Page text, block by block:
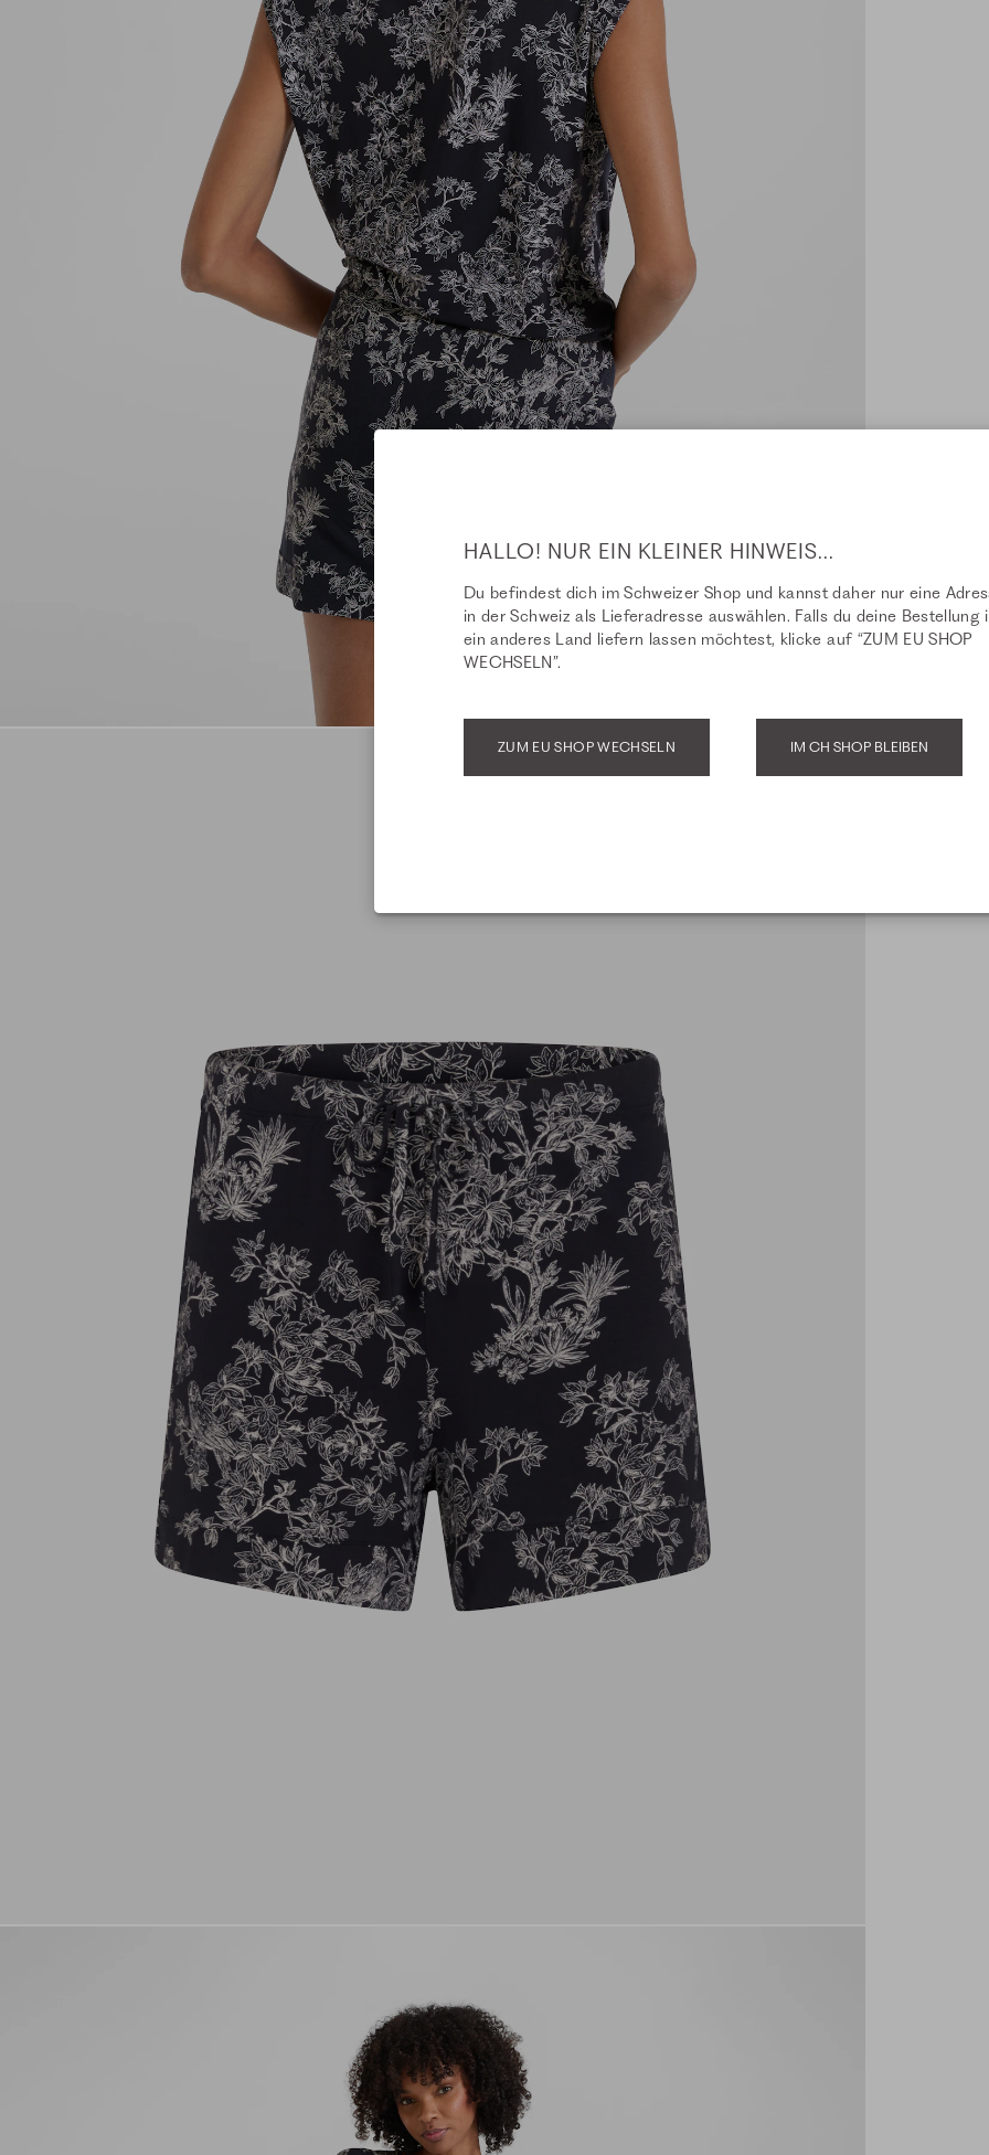
HALLO! NUR EIN KLEINER HINWEIS...
Du befindest dich im Schweizer Shop und kannst daher nur eine
in der Schweiz als Lieferadresse auswählen. Falls du deine Bestellung
ein anderes Land liefern lassen möchtest, klicke auf “ZUM EU SHOP
WECHSELN”.
ZUM EU SHOP WECHSELN IM CH SHOP BLEIBEN